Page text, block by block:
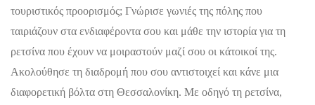
τουριστικός προορισμός; Γνώρισε γωνιές της πόλης που
ταιριάζουν στα ενδιαφέροντα σου και μάθε την ιστορία για τη
ρετσίνα που έχουν να μοιραστούν μαζί σου οι κάτοικοί της.
Ακολούθησε τη διαδρομή που σου αντιστοιχεί και κάνε μια
διαφορετική βόλτα στη Θεσσαλονίκη. Με οδηγό τη ρετσίνα,